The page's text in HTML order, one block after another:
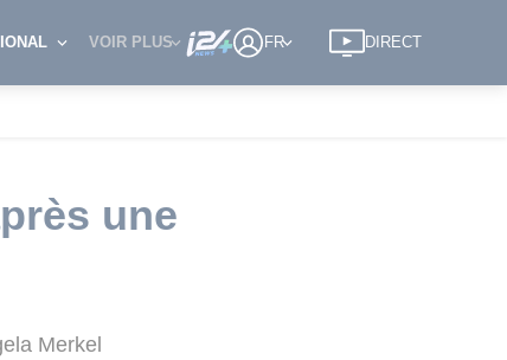
VOIR PLUS FR DIRECT
une
Merkel